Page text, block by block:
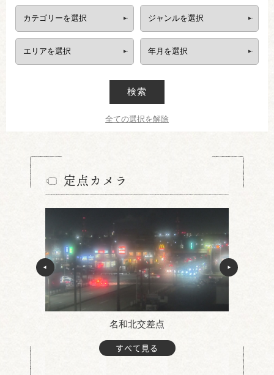
検索
全ての選択を解除
定点カメラ
名和北交差点
すべて見る